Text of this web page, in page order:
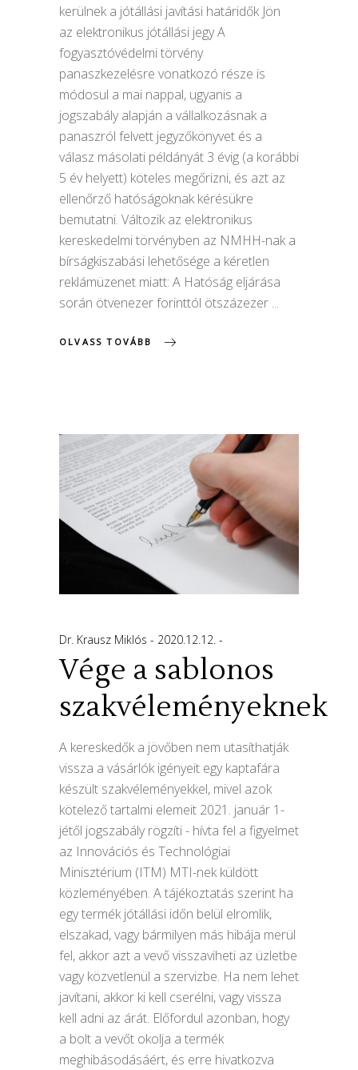
kerülnek a jótállási javítási határidők Jön
az elektronikus jótállási jegy A
fogyasztóvédelmi törvény
panaszkezelésre vonatkozó része is
módosul a mai nappal, ugyanis a
jogszabály alapján a vállalkozásnak a
panaszról felvett jegyzőkönyvet és a
válasz másolati példányát 3 évig (a korábbi
5 év helyett) köteles megőrizni, és azt az
ellenőrző hatóságoknak kérésükre
bemutatni. Változik az elektronikus
kereskedelmi törvényben az NMHH-nak a
bírságkiszabási lehetősége a kéretlen
reklámüzenet miatt: A Hatóság eljárása
során ötvenezer forinttól ötszázezer
OLVASS TOVÁBB
Dr. Krausz Miklós 2020.12.12.
Vége a sablonos
szakvéleményeknek
A kereskedők a jövőben nem utasíthatják
vissza a vásárlók igényeit egy kaptafára
készült szakvéleményekkel, mivel azok
kötelező tartalmi elemeit 2021. január 1-
jétől jogszabály rögzíti - hívta fel a figyelmet
az Innovációs és Technológiai
Minisztérium (ITM) MTI-nek küldött
közleményében. A tájékoztatás szerint ha
egy termék jótállási időn belül elromlik,
elszakad, vagy bármilyen más hibája merül
fel, akkor azt a vevő visszaviheti az üzletbe
vagy közvetlenül a szervizbe. Ha nem lehet
javítani, akkor ki kell cserélni, vagy vissza
kell adni az árát. Előfordul azonban, hogy
a bolt a vevőt okolja a termék
meghibásodásáért, és erre hivatkozva